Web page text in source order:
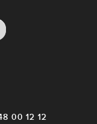
00 12 12